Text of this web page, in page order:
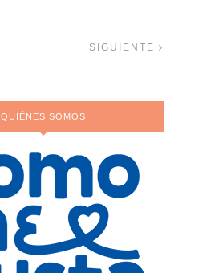
SIGUIENTE
QUIÉNES SOMOS